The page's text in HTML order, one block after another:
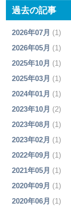
過去の記事
2026年07月 (1)
2026年05月 (1)
2025年10月 (1)
2025年03月 (1)
2024年01月 (1)
2023年10月 (2)
2023年08月 (1)
2023年02月 (1)
2022年09月 (1)
2021年05月 (1)
2020年09月 (1)
2020年06月 (1)